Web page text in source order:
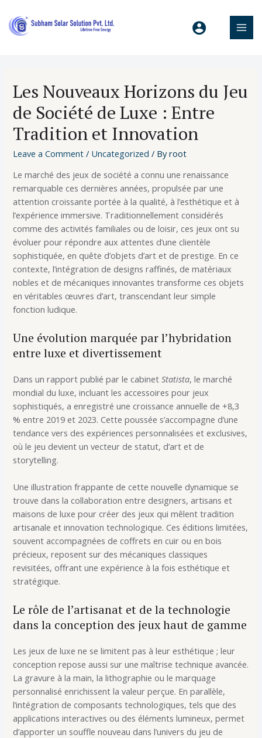
Les Nouveaux Horizons du Jeu
de Société de Luxe : Entre
Tradition et Innovation
Leave a Comment / Uncategorized / Byroot
Le marché des jeux de société a connu une renaissance
remarquable ces dernières années, propulsée par une
attention croissante portée à la qualité, à l’esthétique et à
l’expérience immersive. Traditionnellement considérés
comme des activités familiales ou de loisir, ces jeux ont su
évoluer pour répondre aux attentes d’une clientèle
sophistiquée, en quête d’objets d’art et de prestige. En ce
contexte, l’intégration de designs raffinés, de matériaux
nobles et de mécaniques innovantes transforme ces objets
en véritables œuvres d’art, transcendant leur simple
fonction ludique.
Une évolution marquée par l’hybridation
entre luxe et divertissement
Dans un rapport publié par le cabinetStatista, le marché
mondial du luxe, incluant les accessoires pour jeux
sophistiqués, a enregistré une croissance annuelle de +8,3
% entre 2019 et 2023. Cette poussée s’accompagne d’une
tendance vers des expériences personnalisées et exclusives,
où le jeu devient un vecteur de statut, d’art et de
storytelling.
Une illustration frappante de cette nouvelle dynamique se
trouve dans la collaboration entre designers, artisans et
maisons de luxe pour créer des jeux qui mêlent tradition
artisanale et innovation technologique. Ces éditions limitées,
souvent accompagnées de coffrets en cuir ou en bois
précieux, reposent sur des mécaniques classiques
revisitées, offrant une expérience à la fois esthétique et
stratégique.
Le rôle de l’artisanat et de la technologie
dans la conception des jeux haut de gamme
Les jeux de luxe ne se limitent pas à leur esthétique ; leur
conception repose aussi sur une maîtrise technique avancée.
La gravure à la main, la lithographie ou le marquage
personnalisé enrichissent la valeur perçue. En parallèle,
l’intégration de composants technologiques, tels que des
applications interactives ou des éléments lumineux, permet
d’apporter un souffle nouveau dans l’univers du jeu de